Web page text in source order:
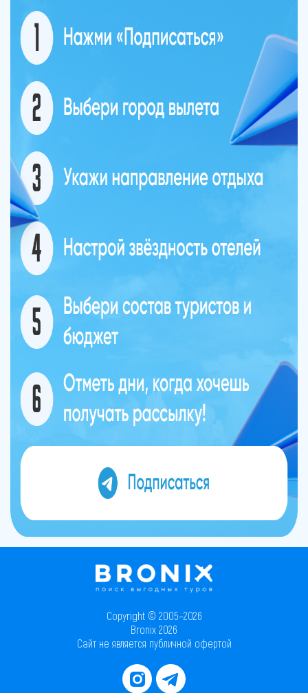
Copyright © 2005–2026
Bronix 2026
Сайт не является публичной офертой